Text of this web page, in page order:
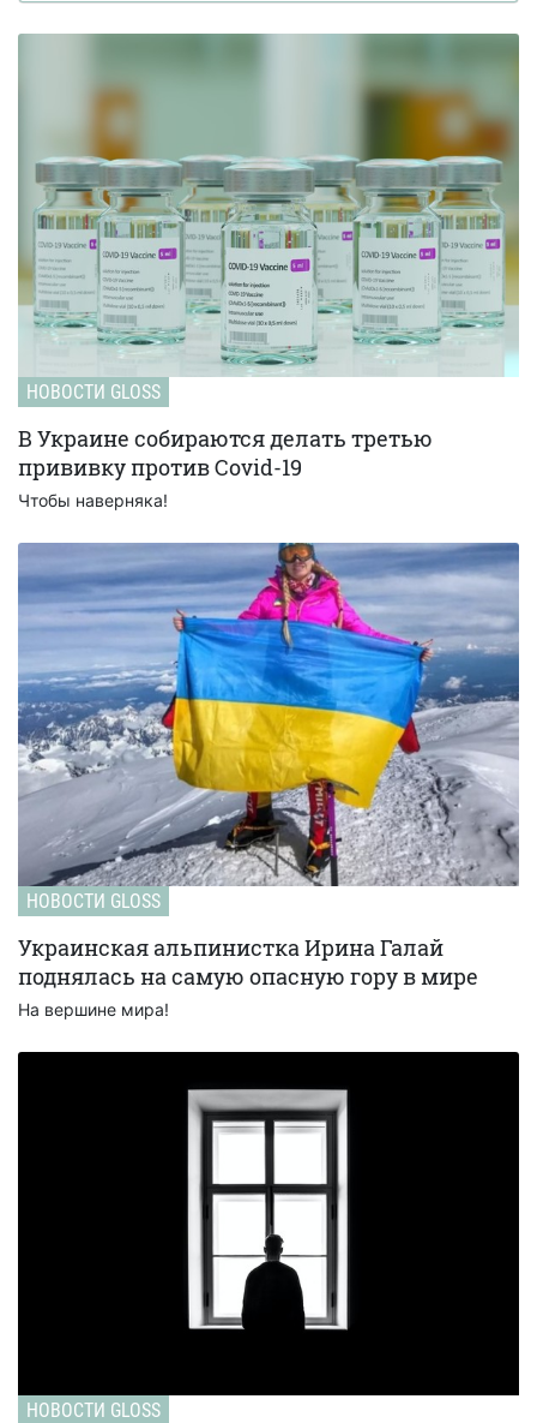
НОВОСТИ GLOSS
В Украине собираются делать третью
прививку против Covid-19
Чтобы наверняка!
НОВОСТИ GLOSS
Украинская альпинистка Ирина Галай
поднялась на самую опасную гору в мире
На вершине мира!
НОВОСТИ GLOSS